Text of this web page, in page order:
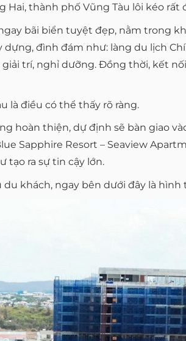
Hai, thành phố Vũng Tàu lôi kéo
bãi biển tuyệt đẹp, nằm trong
đình đám như: làng du lịch
giải trí, nghỉ dưỡng. Đồng thời, kết
là điều có thể thấy rõ ràng.
hoàn thiện, dự định sẽ bàn giao
Sapphire Resort – Seaview
tạo ra sự tin cậy lớn.
khách, ngay bên dưới đây là